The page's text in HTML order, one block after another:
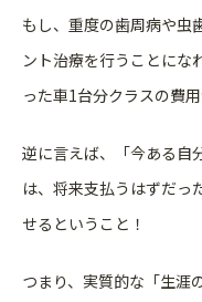
もし、重度の歯周病や虫
ン ト治療を行うことに
った車1台分クラスの費
逆に言えば、「今ある自
は、 将来支払うはずだっ
せるということ！
つまり、実質的な「生涯